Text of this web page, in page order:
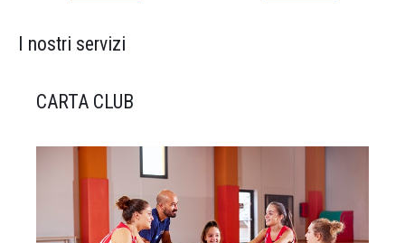
I nostri servizi
CARTA CLUB